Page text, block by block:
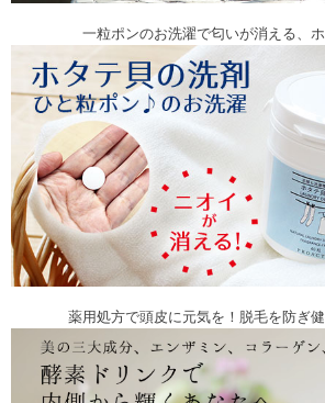
一粒ポンのお洗濯で匂いが消える、
薬用処方で頭皮に元気を！脱毛を防ぎ